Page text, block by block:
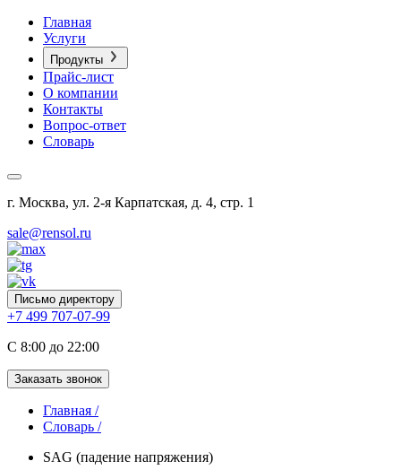
Главная
Услуги
Продукты
Прайс-лист
О компании
Контакты
Вопрос-ответ
Словарь
г. Москва, ул. 2-я Карпатская, д. 4, стр. 1
sale@rensol.ru
Письмо директору
+7 499 707-07-99
C 8:00 до 22:00
Заказать звонок
Главная /
Словарь /
SAG (падение напряжения)